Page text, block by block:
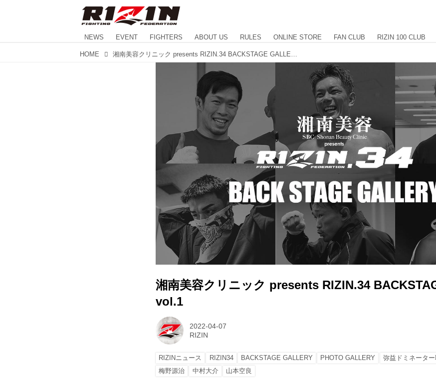
NEWS EVENT FIGHTERS ABOUT US RULES ONLINE STORE FAN CLUB RIZIN 100 CLUB
HOME
湘南美容クリニック presents RIZIN.34
vol.1
2022-04-07
RIZIN
RIZINニュース RIZIN34 BACKSTAGE GALLERY PHOTO GALLERY 弥益ドミネータ
梅野源治
中村大介 山本空良